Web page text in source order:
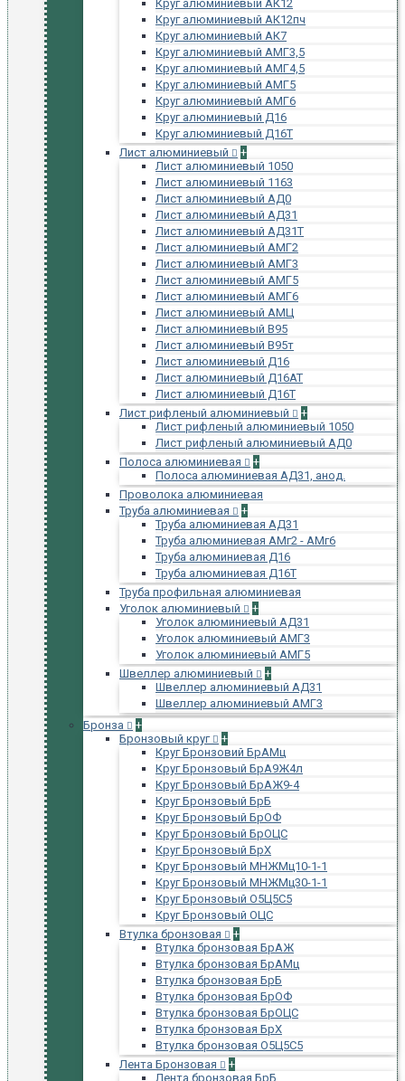
Круг алюминиевый АК12
Круг алюминиевый АК12пч
Круг алюминиевый АК7
Круг алюминиевый АМГ3,5
Круг алюминиевый АМГ4,5
Круг алюминиевый АМГ5
Круг алюминиевый АМГ6
Круг алюминиевый Д16
Круг алюминиевый Д16Т
Лист алюминиевый
+
Лист алюминиевый 1050
Лист алюминиевый 1163
Лист алюминиевый АД0
Лист алюминиевый АД31
Лист алюминиевый АД31Т
Лист алюминиевый АМГ2
Лист алюминиевый АМГ3
Лист алюминиевый АМГ5
Лист алюминиевый АМГ6
Лист алюминиевый АМЦ
Лист алюминиевый В95
Лист алюминиевый В95т
Лист алюминиевый Д16
Лист алюминиевый Д16АТ
Лист алюминиевый Д16Т
Лист рифленый алюминиевый
+
Лист рифленый алюминиевый 1050
Лист рифленый алюминиевый АД0
Полоса алюминиевая
+
Полоса алюминиевая АД31, анод.
Проволока алюминиевая
Труба алюминиевая
+
Труба алюминиевая АД31
Труба алюминиевая АМг2 - АМг6
Труба алюминиевая Д16
Труба алюминиевая Д16Т
Труба профильная алюминиевая
Уголок алюминиевый
+
Уголок алюминиевый АД31
Уголок алюминиевый АМГ3
Уголок алюминиевый АМГ5
Швеллер алюминиевый
+
Швеллер алюминиевый АД31
Швеллер алюминиевый АМГ3
Бронза
+
Бронзовый круг
+
Круг Бронзовий БрАМц
Круг Бронзовый БрА9Ж4л
Круг Бронзовый БрАЖ9-4
Круг Бронзовый БрБ
Круг Бронзовый БрОФ
Круг Бронзовый БрОЦС
Круг Бронзовый БрХ
Круг Бронзовый МНЖМц10-1-1
Круг Бронзовый МНЖМц30-1-1
Круг Бронзовый О5Ц5С5
Круг Бронзовый ОЦС
Втулка бронзовая
+
Втулка бронзовая БрАЖ
Втулка бронзовая БрАМц
Втулка бронзовая БрБ
Втулка бронзовая БрОФ
Втулка бронзовая БрОЦС
Втулка бронзовая БрХ
Втулка бронзовая О5Ц5С5
Лента Бронзовая
+
Лента бронзовая БрБ